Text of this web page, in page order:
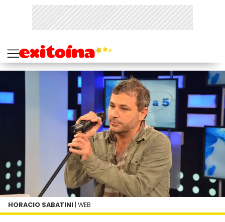
HORACIO SABATINI | WEB